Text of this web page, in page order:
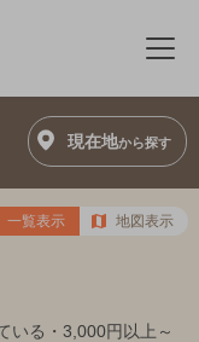
メ
現在地から探す
一覧表示 地図表示
いる・3,000円以上～